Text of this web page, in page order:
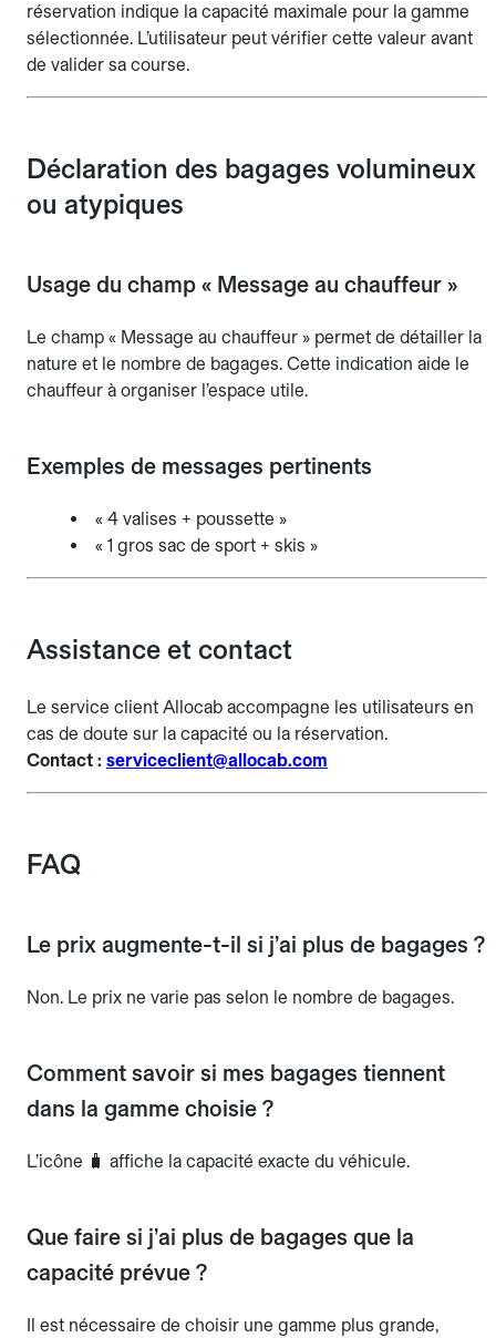
réservation indique la capacité maximale pour la gamme
sélectionnée. L’utilisateur peut vérifier cette valeur avant
de valider sa course.
Déclaration des bagages volumineux
ou atypiques
Usage du champ « Message au chauffeur »
Le champ « Message au chauffeur » permet de détailler la
nature et le nombre de bagages. Cette indication aide le
chauffeur à organiser l’espace utile.
Exemples de messages pertinents
« 4 valises + poussette »
« 1 gros sac de sport + skis »
Assistance et contact
Le service client Allocab accompagne les utilisateurs en
cas de doute sur la capacité ou la réservation.
Contact : serviceclient@allocab.com
FAQ
Le prix augmente-t-il si j’ai plus de bagages ?
Non. Le prix ne varie pas selon le nombre de bagages.
Comment savoir si mes bagages tiennent
dans la gamme choisie ?
L’icône 🧳 affiche la capacité exacte du véhicule.
Que faire si j’ai plus de bagages que la
capacité prévue ?
Il est nécessaire de choisir une gamme plus grande,